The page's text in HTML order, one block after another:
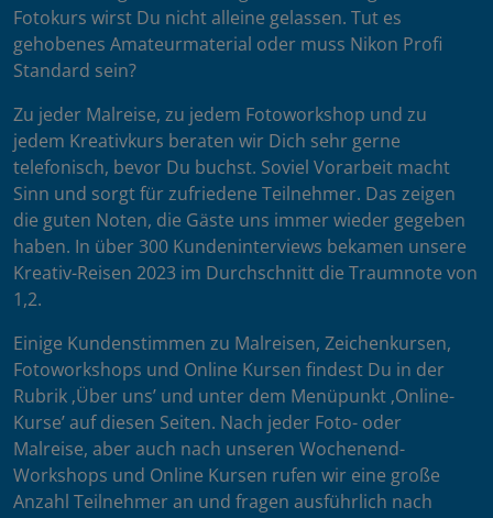
Fotokurs wirst Du nicht alleine gelassen. Tut es
gehobenes Amateurmaterial oder muss Nikon Profi
Standard sein?
Zu jeder Malreise, zu jedem Fotoworkshop und zu
jedem Kreativkurs beraten wir Dich sehr gerne
telefonisch, bevor Du buchst. Soviel Vorarbeit macht
Sinn und sorgt für zufriedene Teilnehmer. Das zeigen
die guten Noten, die Gäste uns immer wieder gegeben
haben. In über 300 Kundeninterviews bekamen unsere
Kreativ-Reisen 2023 im Durchschnitt die Traumnote von
1,2.
Einige Kundenstimmen zu Malreisen, Zeichenkursen,
Fotoworkshops und Online Kursen findest Du in der
Rubrik ‚Über uns’ und unter dem Menüpunkt ‚Online-
Kurse’ auf diesen Seiten. Nach jeder Foto- oder
Malreise, aber auch nach unseren Wochenend-
Workshops und Online Kursen rufen wir eine große
Anzahl Teilnehmer an und fragen ausführlich nach